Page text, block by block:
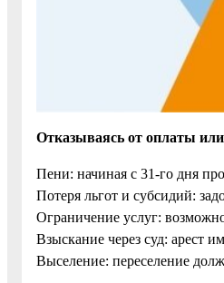
Отказываясь от оплаты
Пени: начиная с 31-го дня
Потеря льгот и субсидий:
Ограничение услуг:
Взыскание через суд: арест
Выселение: переселение